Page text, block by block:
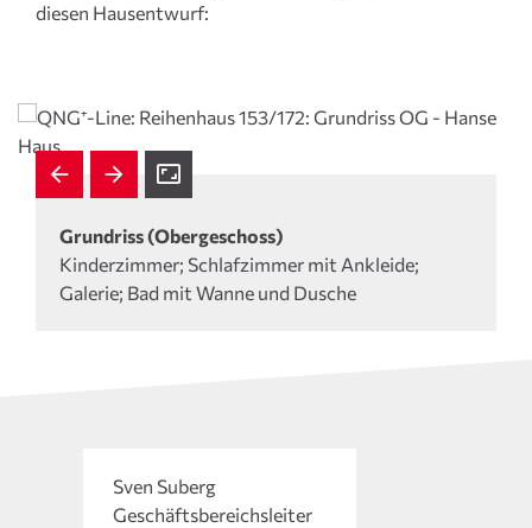
diesen Hausentwurf:
Grundriss (Obergeschoss)
Kinderzimmer; Schlafzimmer mit Ankleide;
Galerie; Bad mit Wanne und Dusche
Sven Suberg
Geschäftsbereichs­leiter